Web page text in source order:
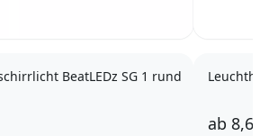
BeatLEDz SG 1 rund
ab